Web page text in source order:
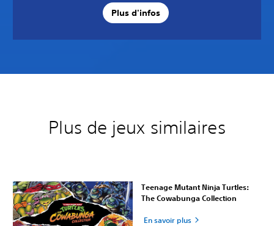
Plus d'infos
Plus de jeux similaires
Teenage Mutant Ninja Turtles:
The Cowabunga Collection
En savoir plus